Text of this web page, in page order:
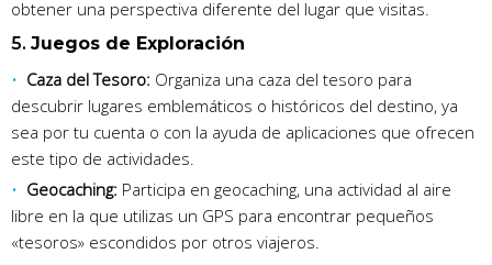
obtener una perspectiva diferente del lugar que visitas.
5. Juegos de Exploración
Caza del Tesoro: Organiza una caza del tesoro para
descubrir lugares emblemáticos o históricos del destino, ya
sea por tu cuenta o con la ayuda de aplicaciones que ofrecen
este tipo de actividades.
Geocaching: Participa en geocaching, una actividad al aire
libre en la que utilizas un GPS para encontrar pequeños
«tesoros» escondidos por otros viajeros.